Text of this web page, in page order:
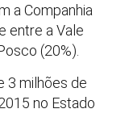
a Companhia
entre a Vale
(20%).
3 milhões de
no Estado